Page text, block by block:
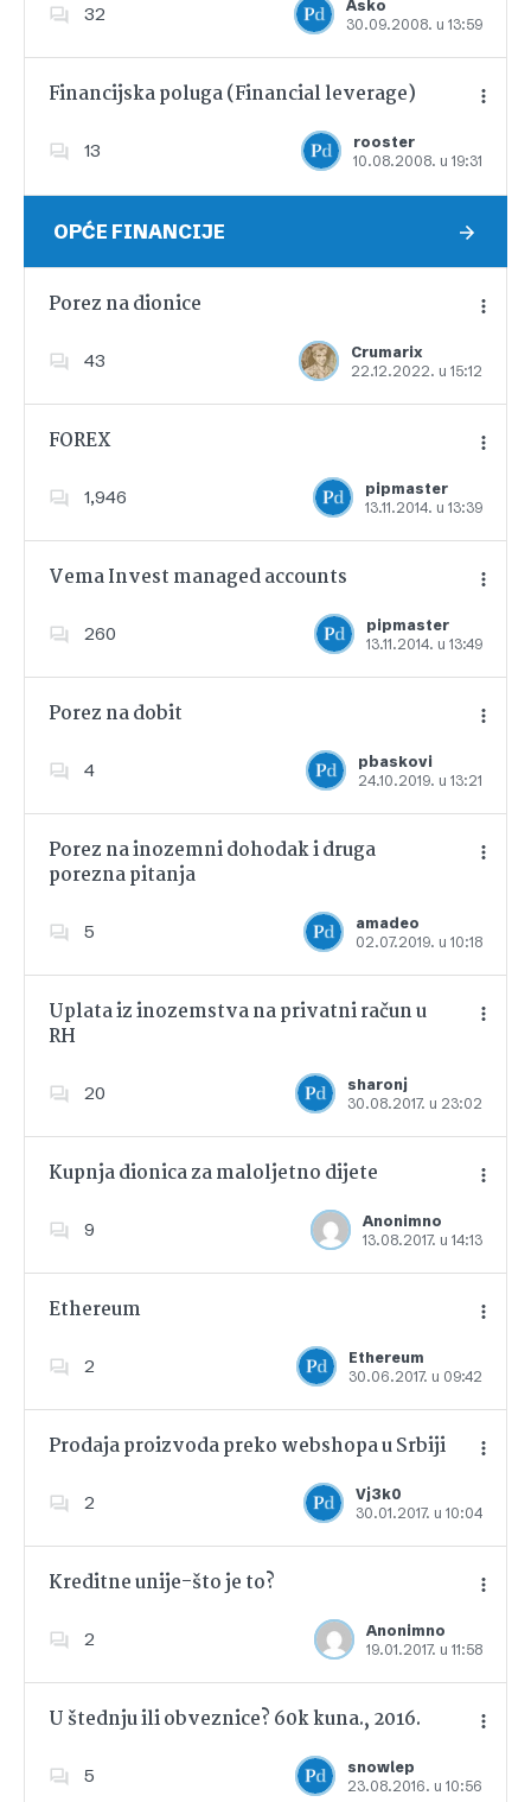
32
Asko
30.09.2008. u 13:59
Dodajte u favorite
Financijska poluga (Financial leverage)
13
rooster
10.08.2008. u 19:31
Dodajte u favorite
OPĆE FINANCIJE
Porez na dionice
43
Crumarix
22.12.2022. u 15:12
Dodajte u favorite
FOREX
1,946
pipmaster
13.11.2014. u 13:39
Dodajte u favorite
Vema Invest managed accounts
260
pipmaster
13.11.2014. u 13:49
Dodajte u favorite
Porez na dobit
4
pbaskovi
24.10.2019. u 13:21
Dodajte u favorite
Porez na inozemni dohodak i druga
porezna pitanja
5
amadeo
02.07.2019. u 10:18
Dodajte u favorite
Uplata iz inozemstva na privatni račun u
RH
20
sharonj
30.08.2017. u 23:02
Dodajte u favorite
Kupnja dionica za maloljetno dijete
9
Anonimno
13.08.2017. u 14:13
Dodajte u favorite
Ethereum
2
Ethereum
30.06.2017. u 09:42
Dodajte u favorite
Prodaja proizvoda preko webshopa u Srbiji
2
Vj3k0
30.01.2017. u 10:04
Dodajte u favorite
Kreditne unije-što je to?
2
Anonimno
19.01.2017. u 11:58
Dodajte u favorite
U štednju ili obveznice? 60k kuna., 2016.
5
snowlep
23.08.2016. u 10:56
Dodajte u favorite